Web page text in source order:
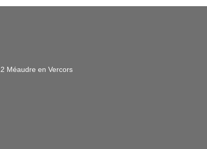
Méaudre en Vercors